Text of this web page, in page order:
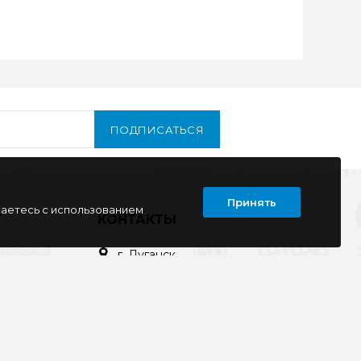
ПОДПИСАТЬСЯ
КОНТАКТЫ
г. Луганск
с использованием
Принять